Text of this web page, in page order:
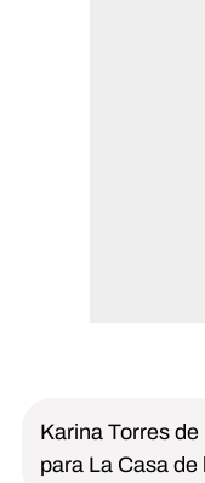
Karina Torres
para La Casa